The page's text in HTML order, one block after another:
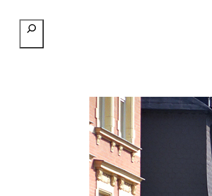
treści
Szukaj